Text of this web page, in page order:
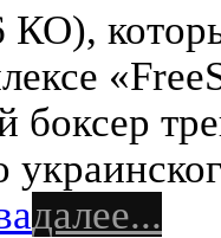
КО),
боксер
далее...